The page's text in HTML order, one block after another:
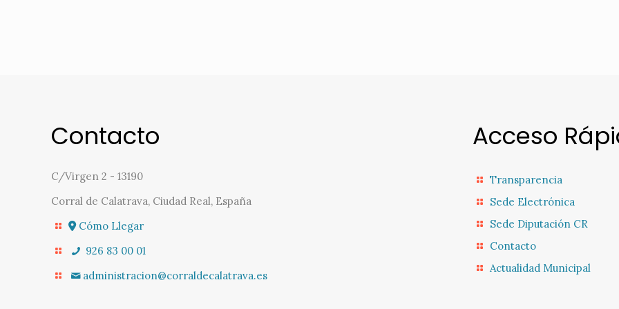
Contacto
C/Virgen 2 - 13190
Corral de Calatrava, Ciudad Real, España
Cómo Llegar
926 83 00 01
administracion@corraldecalatrava.es
Acceso
Transparencia
Sede Electrónica
Sede Diputación CR
Contacto
Actualidad Municipal